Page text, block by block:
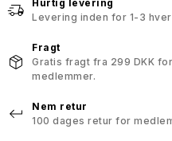
Hurtig levering
Levering inden for 1-3
Fragt
Gratis fragt fra 299 DKK
medlemmer.
Nem retur
100 dages retur for